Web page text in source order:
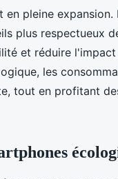
pleine expansion.
plus respectueux
et réduire
les
tout en profitant